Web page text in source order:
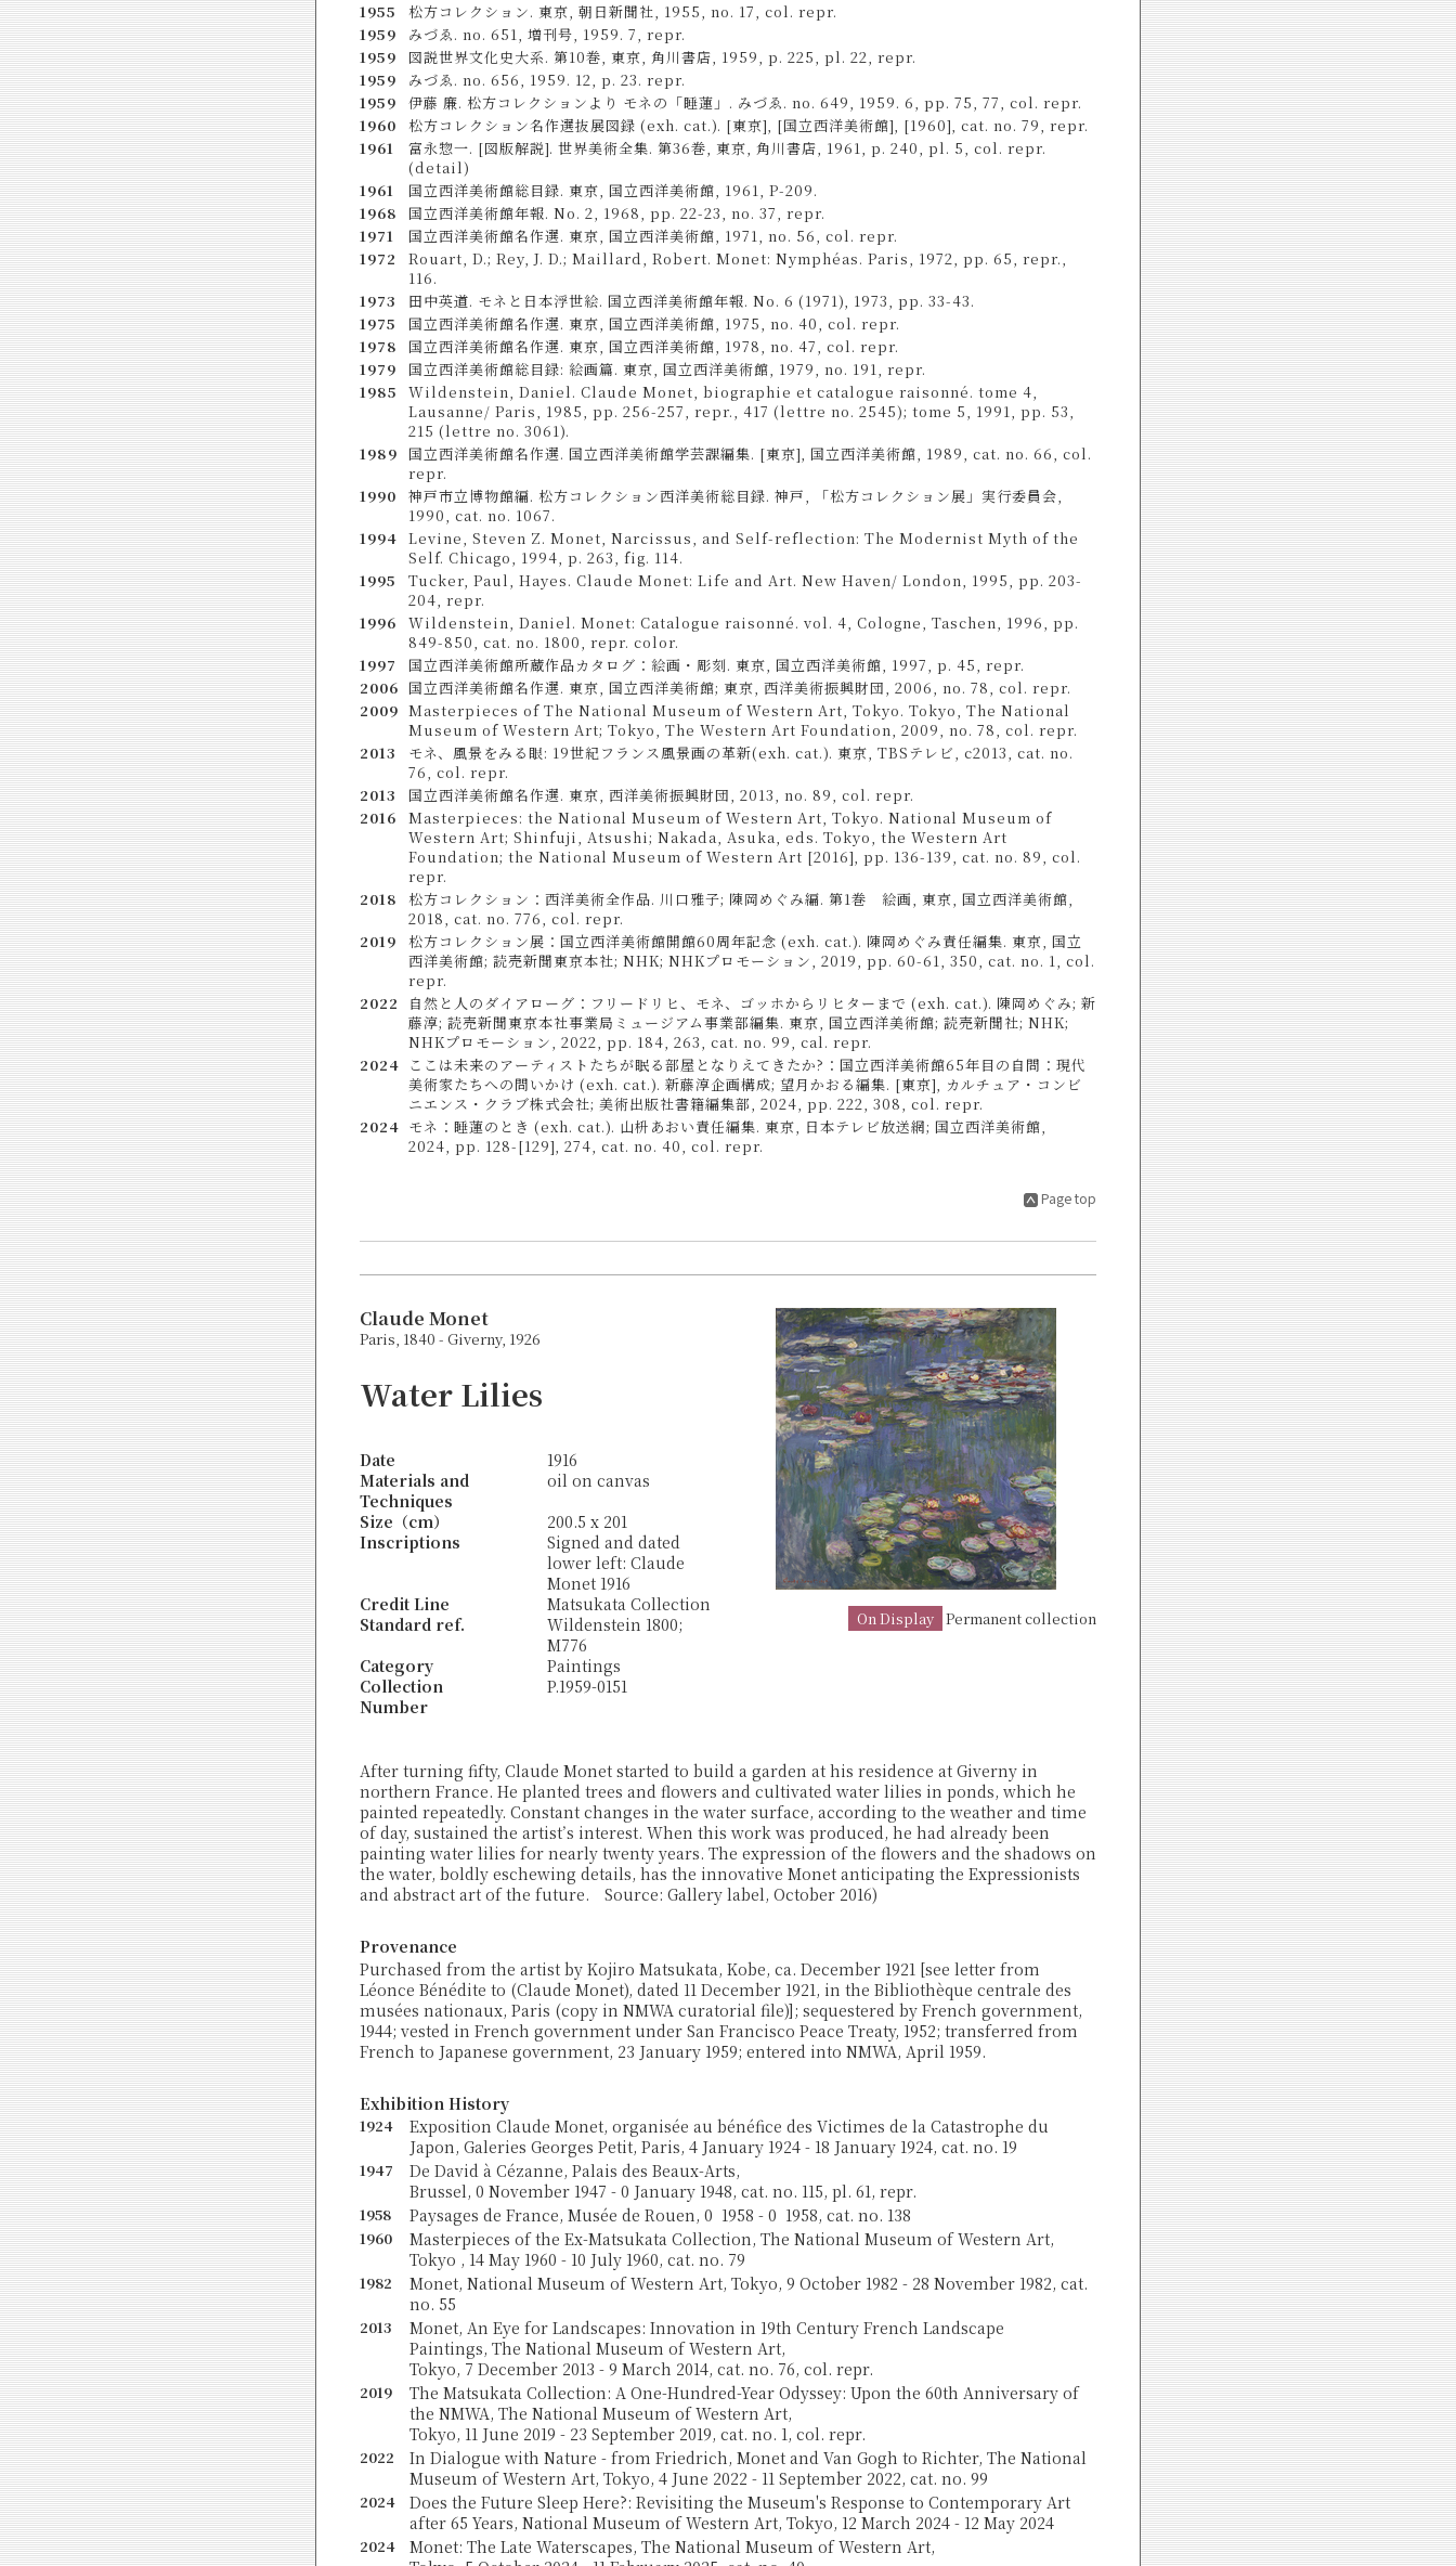
1955
松方コレクション. 東京, 朝日新聞社, 1955, no. 17, col. repr.
1959
みづゑ. no. 651, 増刊号, 1959. 7, repr.
1959
図説世界文化史大系. 第10巻, 東京, 角川書店, 1959, p. 225, pl. 22, repr.
1959
みづゑ. no. 656, 1959. 12, p. 23. repr.
1959
伊藤 廉. 松方コレクションより モネの「睡蓮」. みづゑ. no. 649, 1959. 6, pp. 75, 77, col. repr.
1960
松方コレクション名作選抜展図録 (exh. cat.). [東京], [国立西洋美術館], [1960], cat. no. 79, repr.
1961
富永惣一. [図版解説]. 世界美術全集. 第36巻, 東京, 角川書店, 1961, p. 240, pl. 5, col. repr.
(detail)
1961
国立西洋美術館総目録. 東京, 国立西洋美術館, 1961, P-209.
1968
国立西洋美術館年報. No. 2, 1968, pp. 22-23, no. 37, repr.
1971
国立西洋美術館名作選. 東京, 国立西洋美術館, 1971, no. 56, col. repr.
1972
Rouart, D.; Rey, J. D.; Maillard, Robert. Monet: Nymphéas. Paris, 1972, pp. 65, repr.,
116.
1973
田中英道. モネと日本浮世絵. 国立西洋美術館年報. No. 6 (1971), 1973, pp. 33-43.
1975
国立西洋美術館名作選. 東京, 国立西洋美術館, 1975, no. 40, col. repr.
1978
国立西洋美術館名作選. 東京, 国立西洋美術館, 1978, no. 47, col. repr.
1979
国立西洋美術館総目録: 絵画篇. 東京, 国立西洋美術館, 1979, no. 191, repr.
1985
Wildenstein, Daniel. Claude Monet, biographie et catalogue raisonné. tome 4,
Lausanne/ Paris, 1985, pp. 256-257, repr., 417 (lettre no. 2545); tome 5, 1991, pp. 53,
215 (lettre no. 3061).
1989
国立西洋美術館名作選. 国立西洋美術館学芸課編集. [東京], 国立西洋美術館, 1989, cat. no. 66, col.
repr.
1990
神戸市立博物館編. 松方コレクション西洋美術総目録. 神戸, 「松方コレクション展」実行委員会,
1990, cat. no. 1067.
1994 Levine, Steven Z. Monet, Narcissus, and Self-reflection: The Modernist Myth of the
Self. Chicago, 1994, p. 263, fig. 114.
1995
Tucker, Paul, Hayes. Claude Monet: Life and Art. New Haven/ London, 1995, pp. 203-
204, repr.
1996
Wildenstein, Daniel. Monet: Catalogue raisonné. vol. 4, Cologne, Taschen, 1996, pp.
849-850, cat. no. 1800, repr. color.
1997
国立西洋美術館所蔵作品カタログ：絵画・彫刻. 東京, 国立西洋美術館, 1997, p. 45, repr.
2006 国立西洋美術館名作選. 東京, 国立西洋美術館; 東京, 西洋美術振興財団, 2006, no. 78, col. repr.
2009 Masterpieces of The National Museum of Western Art, Tokyo. Tokyo, The National
Museum of Western Art; Tokyo, The Western Art Foundation, 2009, no. 78, col. repr.
2013
モネ、風景をみる眼: 19世紀フランス風景画の革新(exh. cat.). 東京, TBSテレビ, c2013, cat. no.
76, col. repr.
2013
国立西洋美術館名作選. 東京, 西洋美術振興財団, 2013, no. 89, col. repr.
2016
Masterpieces: the National Museum of Western Art, Tokyo. National Museum of
Western Art; Shinfuji, Atsushi; Nakada, Asuka, eds. Tokyo, the Western Art
Foundation; the National Museum of Western Art [2016], pp. 136-139, cat. no. 89, col.
repr.
2018
松方コレクション：西洋美術全作品. 川口雅子; 陳岡めぐみ編. 第1巻 絵画, 東京, 国立西洋美術館,
2018, cat. no. 776, col. repr.
2019
松方コレクション展：国立西洋美術館開館60周年記念 (exh. cat.). 陳岡めぐみ責任編集. 東京, 国立
西洋美術館; 読売新聞東京本社; NHK; NHKプロモーション, 2019, pp. 60-61, 350, cat. no. 1, col.
repr.
2022
自然と人のダイアローグ：フリードリヒ、モネ、ゴッホからリヒターまで (exh. cat.). 陳岡めぐみ; 新
藤淳; 読売新聞東京本社事業局ミュージアム事業部編集. 東京, 国立西洋美術館; 読売新聞社; NHK;
NHKプロモーション, 2022, pp. 184, 263, cat. no. 99, cal. repr.
2024 ここは未来のアーティストたちが眠る部屋となりえてきたか?：国立西洋美術館65年目の自問：現代
美術家たちへの問いかけ (exh. cat.). 新藤淳企画構成; 望月かおる編集. [東京], カルチュア・コンビ
ニエンス・クラブ株式会社; 美術出版社書籍編集部, 2024, pp. 222, 308, col. repr.
2024 モネ：睡蓮のとき (exh. cat.). 山枡あおい責任編集. 東京, 日本テレビ放送網; 国立西洋美術館,
2024, pp. 128-[129], 274, cat. no. 40, col. repr.
Page top
On Display Permanent collection
Claude Monet
Paris, 1840 - Giverny, 1926
Water Lilies
Date
1916
Materials and
Techniques
oil on canvas
Size（cm）
200.5 x 201
Inscriptions
Signed and dated
lower left: Claude
Monet 1916
Credit Line
Matsukata Collection
Standard ref.
Wildenstein 1800;
M776
Category
Paintings
Collection
Number
P.1959-0151
After turning fifty, Claude Monet started to build a garden at his residence at Giverny in
northern France. He planted trees and flowers and cultivated water lilies in ponds, which he
painted repeatedly. Constant changes in the water surface, according to the weather and time
of day, sustained the artist’s interest. When this work was produced, he had already been
painting water lilies for nearly twenty years. The expression of the flowers and the shadows on
the water, boldly eschewing details, has the innovative Monet anticipating the Expressionists
and abstract art of the future. Source: Gallery label, October 2016)
Provenance
Purchased from the artist by Kojiro Matsukata, Kobe, ca. December 1921 [see letter from
Léonce Bénédite to (Claude Monet), dated 11 December 1921, in the Bibliothèque centrale des
musées nationaux, Paris (copy in NMWA curatorial file)]; sequestered by French government,
1944; vested in French government under San Francisco Peace Treaty, 1952; transferred from
French to Japanese government, 23 January 1959; entered into NMWA, April 1959.
Exhibition History
1924
Exposition Claude Monet, organisée au bénéfice des Victimes de la Catastrophe du
Japon, Galeries Georges Petit, Paris, 4 January 1924 - 18 January 1924, cat. no. 19
1947
De David à Cézanne, Palais des Beaux-Arts,
Brussel, 0 November 1947 - 0 January 1948, cat. no. 115, pl. 61, repr.
1958 Paysages de France, Musée de Rouen, 0 1958 - 0 1958, cat. no. 138
1960
Masterpieces of the Ex-Matsukata Collection, The National Museum of Western Art,
Tokyo , 14 May 1960 - 10 July 1960, cat. no. 79
1982
Monet, National Museum of Western Art, Tokyo, 9 October 1982 - 28 November 1982, cat.
no. 55
2013
Monet, An Eye for Landscapes: Innovation in 19th Century French Landscape
Paintings, The National Museum of Western Art,
Tokyo, 7 December 2013 - 9 March 2014, cat. no. 76, col. repr.
2019
The Matsukata Collection: A One-Hundred-Year Odyssey: Upon the 60th Anniversary of
the NMWA, The National Museum of Western Art,
Tokyo, 11 June 2019 - 23 September 2019, cat. no. 1, col. repr.
2022
In Dialogue with Nature - from Friedrich, Monet and Van Gogh to Richter, The National
Museum of Western Art, Tokyo, 4 June 2022 - 11 September 2022, cat. no. 99
2024
Does the Future Sleep Here?: Revisiting the Museum's Response to Contemporary Art
after 65 Years, National Museum of Western Art, Tokyo, 12 March 2024 - 12 May 2024
2024
Monet: The Late Waterscapes, The National Museum of Western Art,